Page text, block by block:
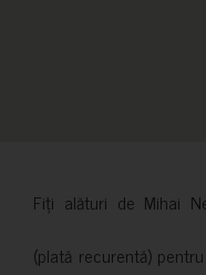
Fiți alături de Mihai
(plată recurentă)